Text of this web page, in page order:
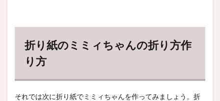
折り紙のミミィちゃんの折り方作
り方
それでは次に折り紙でミミィちゃんを作ってみましょう。折